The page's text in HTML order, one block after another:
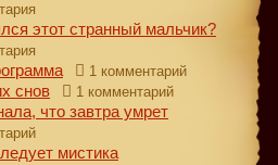
этот странный мальчик?
1 комментарий
снов 1 комментарий
что завтра умрет
мистика